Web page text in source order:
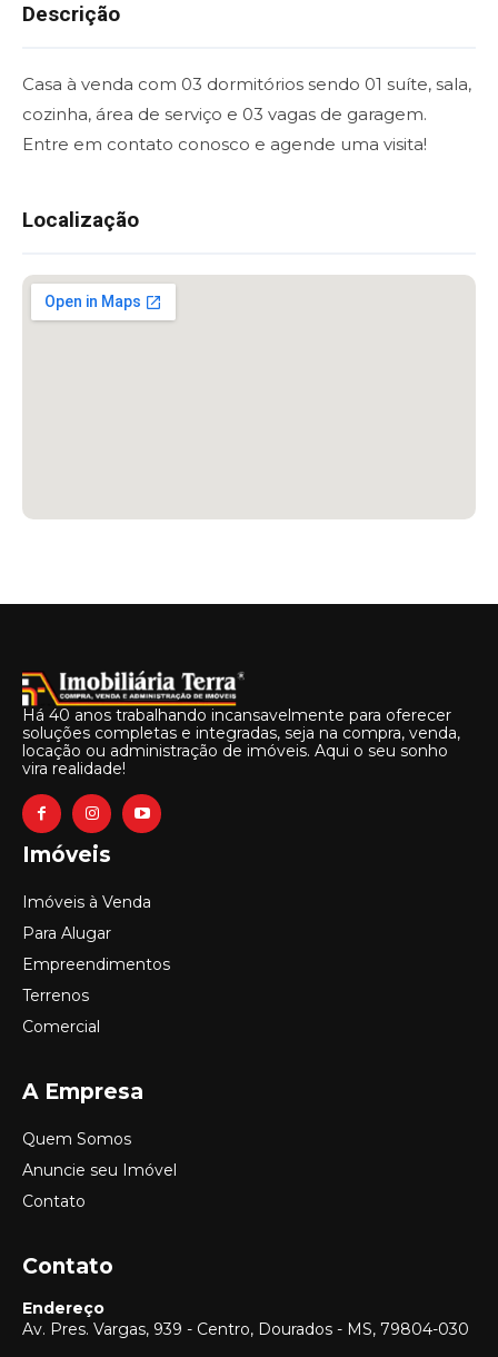
Descrição
Casa à venda com 03 dormitórios sendo 01 suíte, sala,
cozinha, área de serviço e 03 vagas de garagem.
Entre em contato conosco e agende uma visita!
Localização
Há 40 anos trabalhando incansavelmente para oferecer
soluções completas e integradas, seja na compra, venda,
locação ou administração de imóveis. Aqui o seu sonho
vira realidade!
Imóveis
Imóveis à Venda
Para Alugar
Empreendimentos
Terrenos
Comercial
A Empresa
Quem Somos
Anuncie seu Imóvel
Contato
Contato
Endereço
Av. Pres. Vargas, 939 - Centro, Dourados - MS, 79804-030